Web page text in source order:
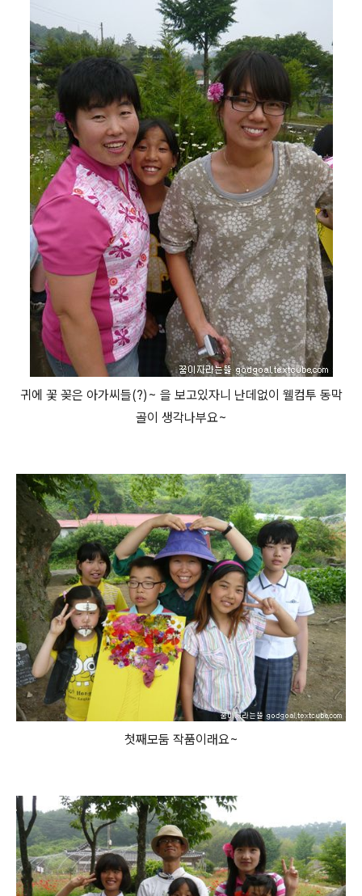
귀에 꽃 꽂은 아가씨들(?)~ 을 보고있자니 난데없이 웰컴투 동막
골이 생각나부요~
첫째모둠 작품이래요~